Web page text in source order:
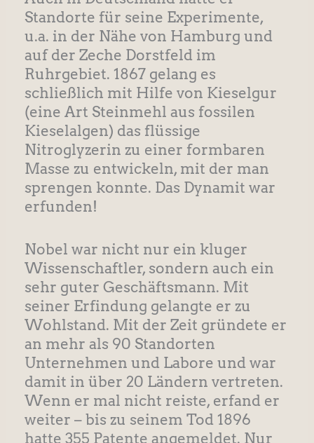
Standorte für seine Experimente,
u.a. in der Nähe von Hamburg und
auf der Zeche Dorstfeld im
Ruhrgebiet. 1867 gelang es
schließlich mit Hilfe von Kieselgur
(eine Art Steinmehl aus fossilen
Kieselalgen) das flüssige
Nitroglyzerin zu einer formbaren
Masse zu entwickeln, mit der man
sprengen konnte. Das Dynamit war
erfunden!
Nobel war nicht nur ein kluger
Wissenschaftler, sondern auch ein
sehr guter Geschäftsmann. Mit
seiner Erfindung gelangte er zu
Wohlstand. Mit der Zeit gründete er
an mehr als 90 Standorten
Unternehmen und Labore und war
damit in über 20 Ländern vertreten.
Wenn er mal nicht reiste, erfand er
weiter – bis zu seinem Tod 1896
hatte 355 Patente angemeldet. Nur